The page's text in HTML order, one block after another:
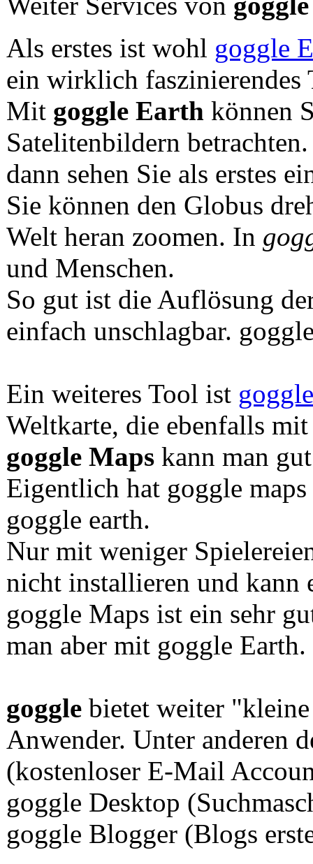
Als erstes ist wohl goggle
ein wirklich faszinierendes
Mit goggle Earth können
Satelitenbildern
dann sehen Sie als erstes
Sie können den Globus
Welt heran zoomen. In
und Menschen.
So gut ist die Auflösung
einfach unschlagbar.
Ein weiteres Tool ist
Weltkarte, die ebenfalls
goggle Mapskann man
Eigentlich hat goggle
goggle earth.
Nur mit weniger
nicht installieren und kann
goggle Maps ist ein sehr
man aber mit goggle Earth.
gogglebietet weiter "kleine
Anwender. Unter anderen
(kostenloser E-Mail
goggle Desktop
goggle Blogger (Blogs